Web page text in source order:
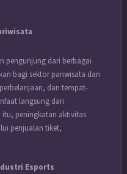
pengunjung dari berbagai
bagi sektor pariwisata dan
dan tempat-
langsung dari
itu, peningkatan aktivitas
penjualan tiket,
Esports